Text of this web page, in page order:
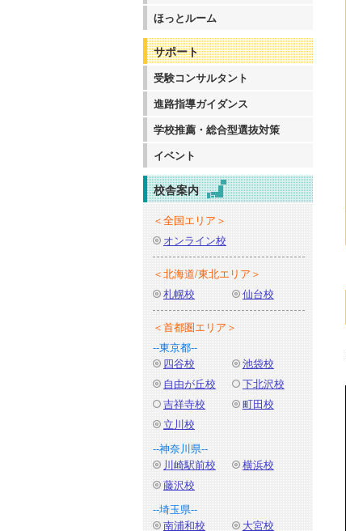
ほっとルーム
サポート
受験コンサルタント
進路指導ガイダンス
学校推薦・総合型選抜対策
イベント
校舎案内
＜全国エリア＞
オンライン校
＜北海道/東北エリア＞
札幌校
仙台校
＜首都圏エリア＞
--東京都--
四谷校
池袋校
自由が丘校
下北沢校
吉祥寺校
町田校
立川校
--神奈川県--
川崎駅前校
横浜校
藤沢校
--埼玉県--
南浦和校
大宮校